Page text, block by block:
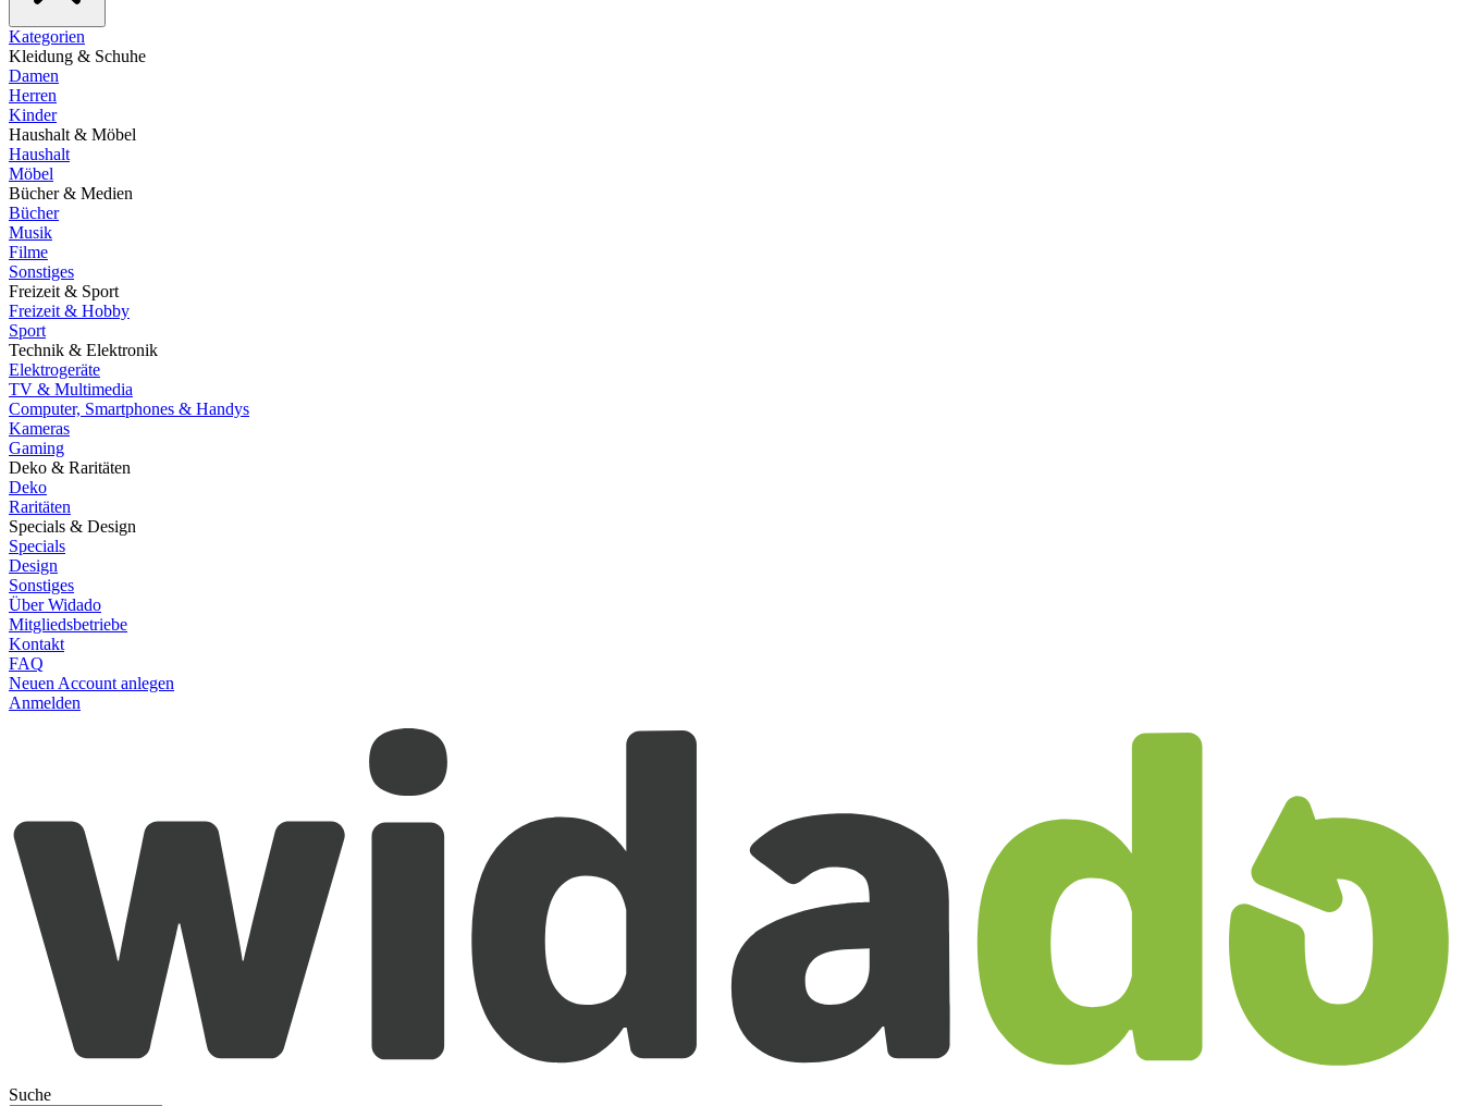
Kategorien
Kleidung & Schuhe
Damen
Herren
Kinder
Haushalt & Möbel
Haushalt
Möbel
Bücher & Medien
Bücher
Musik
Filme
Sonstiges
Freizeit & Sport
Freizeit & Hobby
Sport
Technik & Elektronik
Elektrogeräte
TV & Multimedia
Computer, Smartphones & Handys
Kameras
Gaming
Deko & Raritäten
Deko
Raritäten
Specials & Design
Specials
Design
Sonstiges
Über Widado
Mitgliedsbetriebe
Kontakt
FAQ
Neuen Account anlegen
Anmelden
Suche